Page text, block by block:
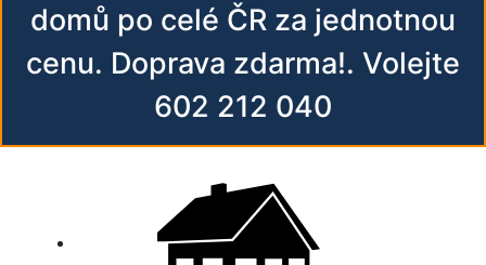
domů po celé ČR za jednotnou
cenu. Doprava zdarma!. Volejte
602 212 040